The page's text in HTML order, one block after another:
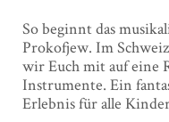
So beginnt das
Prokofjew. Im
wir Euch mit auf eine
Instrumente. Ein
Erlebnis für alle